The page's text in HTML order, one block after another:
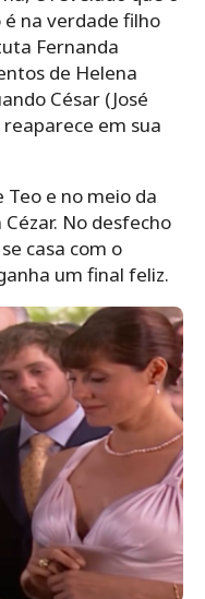
na verdade filho
Fernanda
de Helena
César (José
em sua
Teo e no meio da
No desfecho
casa com o
um final feliz.